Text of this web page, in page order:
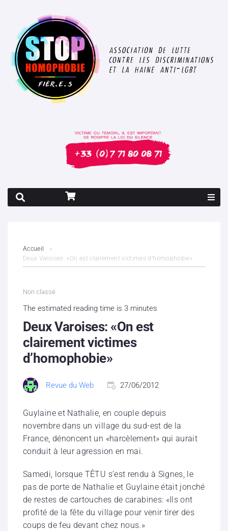
Contenus litigieux
Nous soutenir
Boutique
Partenaires
Accueil
Deux Varoises: «On est clairement victimes d’homophobie»
Non classé
The estimated reading time is 3 minutes
Deux Varoises: «On est
clairement victimes
d’homophobie»
Revue du Web 27/06/2012
Guylaine et Nathalie, en couple depuis
novembre dans un village du sud-est de la
France, dénoncent un «harcèlement» qui aurait
conduit à leur agression en mai.
Samedi, lorsque TÊTU s’est rendu à Signes, le
pas de porte de Nathalie et Guylaine était jonché
de restes de cartouches de carabines: «Ils ont
profité de la fête du village pour venir tirer des
coups de feu devant chez nous.»